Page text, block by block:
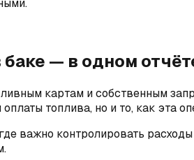
баке — в одном
картам и собственным
топлива, но и то, как эта
важно контролировать